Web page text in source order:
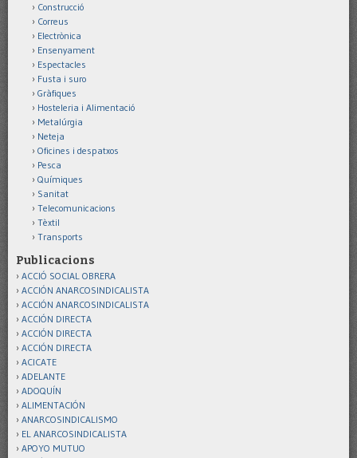
Construcció
Correus
Electrònica
Ensenyament
Espectacles
Fusta i suro
Gràfiques
Hosteleria i Alimentació
Metalúrgia
Neteja
Oficines i despatxos
Pesca
Químiques
Sanitat
Telecomunicacions
Tèxtil
Transports
Publicacions
ACCIÓ SOCIAL OBRERA
ACCIÓN ANARCOSINDICALISTA
ACCIÓN ANARCOSINDICALISTA
ACCIÓN DIRECTA
ACCIÓN DIRECTA
ACCIÓN DIRECTA
ACICATE
ADELANTE
ADOQUÍN
ALIMENTACIÓN
ANARCOSINDICALISMO
EL ANARCOSINDICALISTA
APOYO MUTUO